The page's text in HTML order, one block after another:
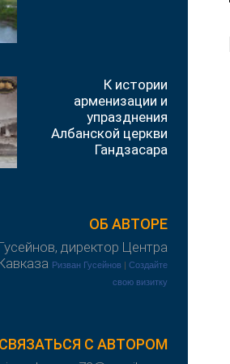
К истории
арменизации и
упразднения
Албанской церкви
Гандзасара
ОБ АВТОРЕ
директор Центра
Ризван Гусейнов | Создайте
свою визитку
СВЯЗАТЬСЯ С АВТОРОМ